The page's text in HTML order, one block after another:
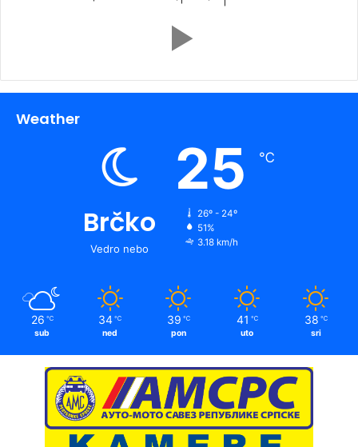
Weather
Brčko
Vedro nebo
25 ℃
26º - 24º
51%
3.18 km/h
26 ℃
sub
34 ℃
ned
39 ℃
pon
41 ℃
uto
38 ℃
sri